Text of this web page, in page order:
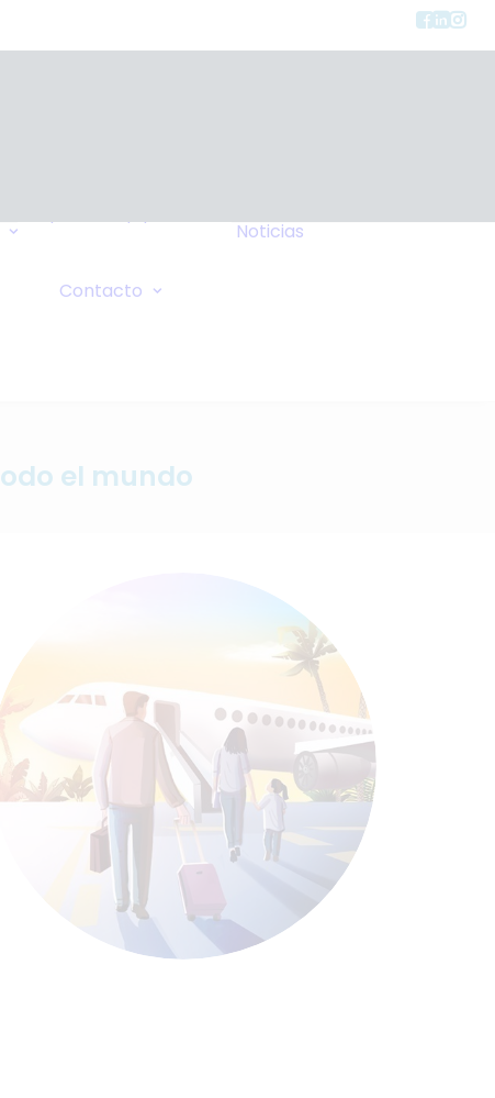
Wiki
Noticias
Contacto
el mundo